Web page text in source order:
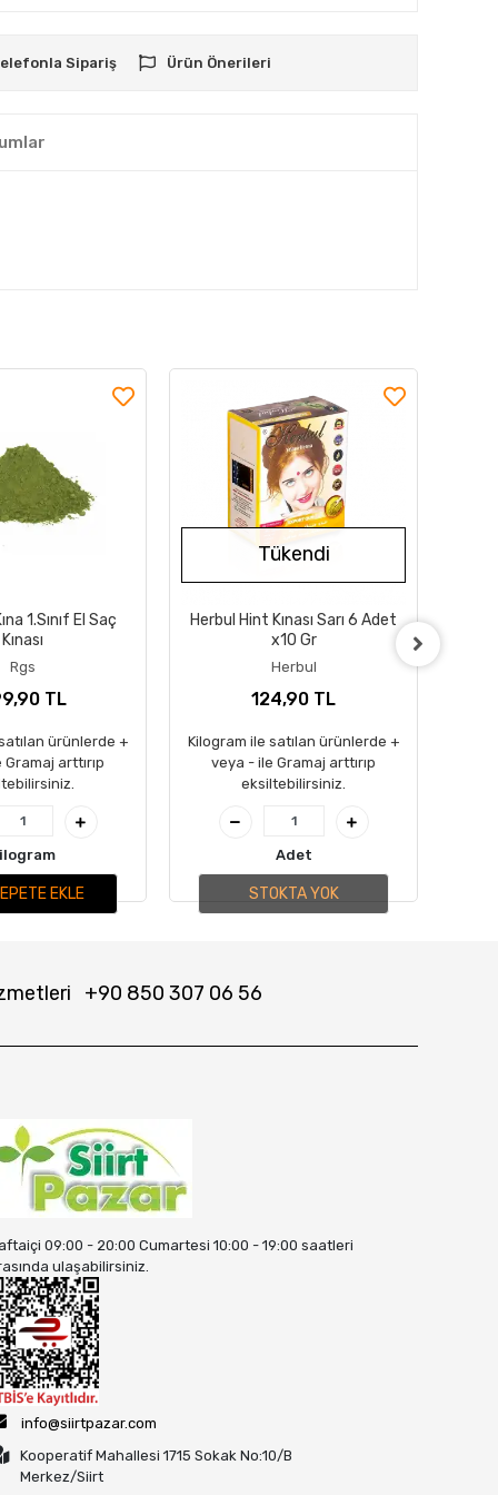
Sipariş Ürün Önerileri
1.Sınıf El Saç
Kınası
Rgs
TL
ürünlerde +
arttırıp
EKLE
Stokta Yok
Tükendi
Herbul Hint Kınası Sarı 6 Adet
x10 Gr
Herbul
124,90 TL
Kilogram ile satılan ürünlerde +
veya - ile Gramaj arttırıp
eksiltebilirsiniz.
Adet
STOKTA YOK
+90 850 307 06 56
09:00 - 20:00 Cumartesi 10:00 - 19:00 saatleri
ulaşabilirsiniz.
info@siirtpazar.com
Kooperatif Mahallesi 1715 Sokak No:10/B
Merkez/Siirt